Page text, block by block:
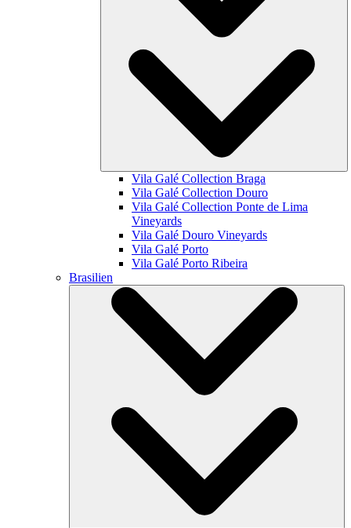
Vila Galé Collection Braga
Vila Galé Collection Douro
Vila Galé Collection Ponte de Lima
Vineyards
Vila Galé Douro Vineyards
Vila Galé Porto
Vila Galé Porto Ribeira
Brasilien